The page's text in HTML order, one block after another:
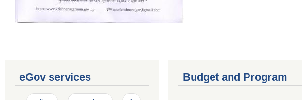
eGov services Budget and Program